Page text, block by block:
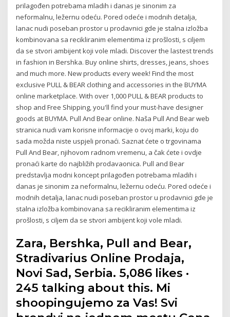
prilagođen potrebama mladih i danas je sinonim za
neformalnu, ležernu odeću. Pored odeće i modnih detalja,
lanac nudi poseban prostor u prodavnici gde je stalna izložba
kombinovana sa recikliranim elementima iz prošlosti, s ciljem
da se stvori ambijent koji vole mladi. Discover the lastest trends
in fashion in Bershka. Buy online shirts, dresses, jeans, shoes
and much more. New products every week! Find the most
exclusive PULL & BEAR clothing and accessories in the BUYMA
online marketplace. With over 1,000 PULL & BEAR products to
shop and Free Shipping, you'll find your must-have designer
goods at BUYMA. Pull And Bear online. Naša Pull And Bear web
stranica nudi vam korisne informacije o ovoj marki, koju do
sada možda niste uspjeli pronaći. Saznat ćete o trgovinama
Pull And Bear, njihovom radnom vremenu, a čak ćete i ovdje
pronaći karte do najbližih prodavaonica. Pull and Bear
predstavlja modni koncept prilagođen potrebama mladih i
danas je sinonim za neformalnu, ležernu odeću. Pored odeće i
modnih detalja, lanac nudi poseban prostor u prodavnici gde je
stalna izložba kombinovana sa recikliranim elementima iz
prošlosti, s ciljem da se stvori ambijent koji vole mladi.
Zara, Bershka, Pull and Bear,
Stradivarius Online Prodaja,
Novi Sad, Serbia. 5,086 likes ·
245 talking about this. Mi
shoopingujemo za Vas! Svi